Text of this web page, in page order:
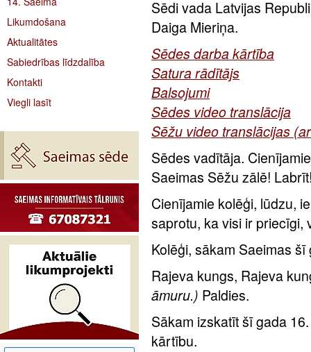
Likumdošana
Aktualitātes
Sabiedrības līdzdalība
Kontakti
Viegli lasīt
Sēdi vada Latvijas
Daiga Mieriņa.
Sēdes darba kārtība
Satura rādītājs
Balsojumi
Sēdes video translācija
Sēžu video translācijas
Sēdes vadītāja.
Saeimas Sēžu zālē!
Cienījamie kolēģi, lūdzu,
saprotu, ka visi ir priecīgi,
Kolēģi, sākam Saeimas
Rajeva kungs, Rajeva
āmuru.) Paldies.
Sākam izskatīt šī gada
kārtību.